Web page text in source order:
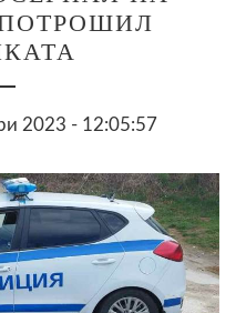
2023 - 12:05:57